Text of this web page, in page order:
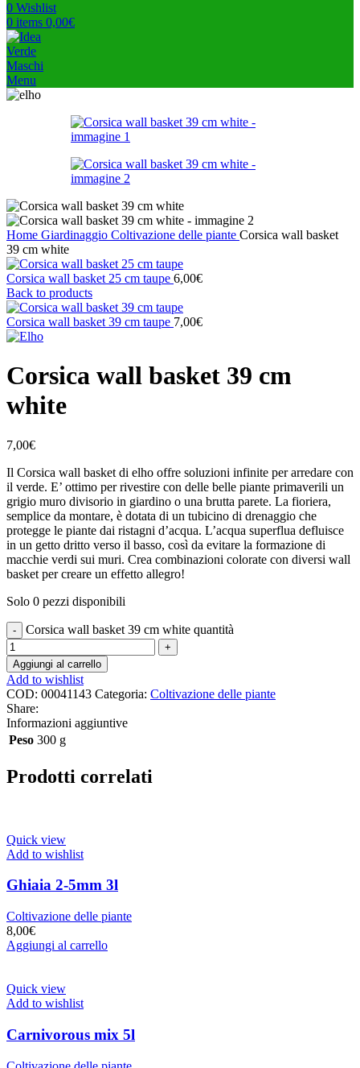
0 Wishlist
0 items 0,00€
Menu
Home Giardinaggio Coltivazione delle piante Corsica wall basket
39 cm white
Corsica wall basket 25 cm taupe 6,00€
Back to products
Corsica wall basket 39 cm taupe 7,00€
Corsica wall basket 39 cm
white
7,00€
Il Corsica wall basket di elho offre soluzioni infinite per arredare con
il verde. E’ ottimo per rivestire con delle belle piante primaverili un
grigio muro divisorio in giardino o una brutta parete. La fioriera,
semplice da montare, è dotata di un tubicino di drenaggio che
protegge le piante dai ristagni d’acqua. L’acqua superflua defluisce
in un getto dritto verso il basso, così da evitare la formazione di
macchie verdi sui muri. Crea combinazioni colorate con diversi wall
basket per creare un effetto allegro!
Solo 0 pezzi disponibili
Corsica wall basket 39 cm white quantità
Aggiungi al carrello
Add to wishlist
COD: 00041143 Categoria: Coltivazione delle piante
Share:
Informazioni aggiuntive
Peso 300 g
Prodotti correlati
Quick view
Add to wishlist
Ghiaia 2-5mm 3l
Coltivazione delle piante
8,00€
Aggiungi al carrello
Quick view
Add to wishlist
Carnivorous mix 5l